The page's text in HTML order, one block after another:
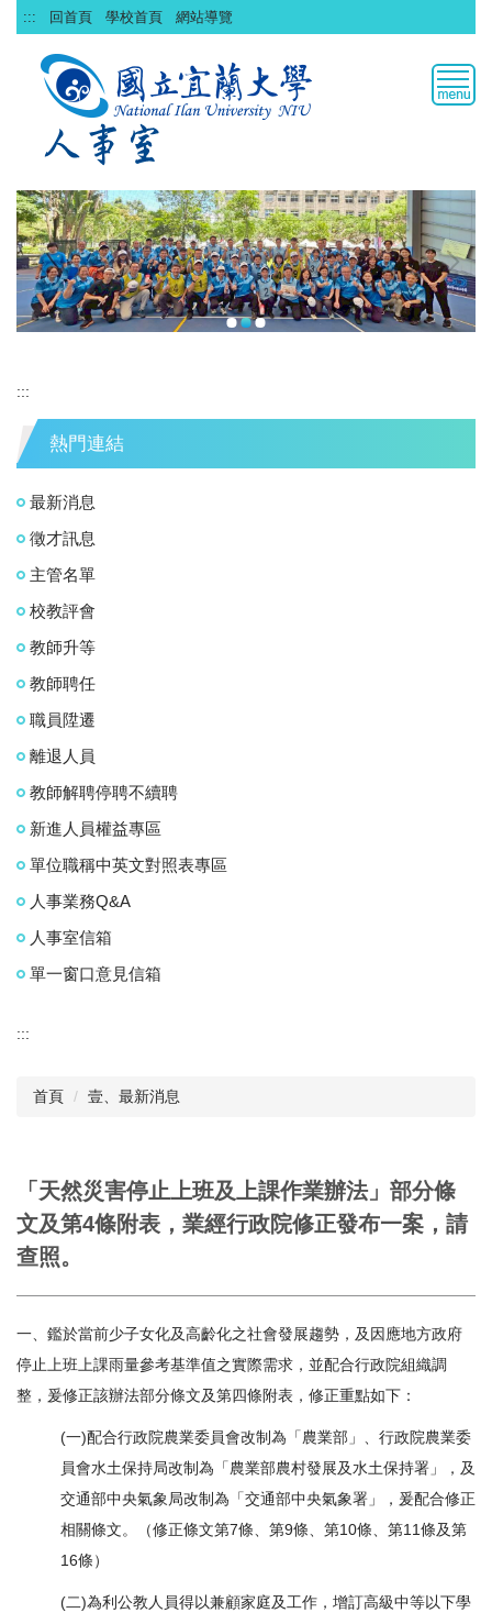
跳
到
::: 回首頁 學校首頁 網站導覽
:::
熱門連結
最新消息
徵才訊息
主管名單
校教評會
教師升等
教師聘任
職員陞遷
離退人員
教師解聘停聘不續聘
新進人員權益專區
單位職稱中英文對照表專區
人事業務Q&A
人事室信箱
單一窗口意見信箱
:::
首頁 壹、最新消息
「天然災害停止上班及上課作業辦法」部分條
文及第4條附表，業經行政院修正發布一案，請
查照。
一、鑑於當前少子女化及高齡化之社會發展趨勢，及因應地方政府
停止上班上課雨量參考基準值之實際需求，並配合行政院組織調
整，爰修正該辦法部分條文及第四條附表，修正重點如下：
(一)配合行政院農業委員會改制為「農業部」、行政院農業委
員會水土保持局改制為「農業部農村發展及水土保持署」，及
交通部中央氣象局改制為「交通部中央氣象署」，爰配合修正
相關條文。（修正條文第7條、第9條、第10條、第11條及第
16條）
(二)為利公教人員得以兼顧家庭及工作，增訂高級中等以下學